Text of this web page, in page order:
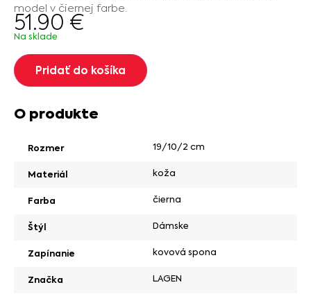
model v čiernej farbe.
51.90 €
Na sklade
Pridať do košíka
O produkte
Rozmer 19/10/2 cm
Materiál koža
Farba čierna
Štýl Dámske
Zapínanie kovová spona
Značka LAGEN